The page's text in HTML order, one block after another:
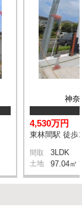
神奈
4,530万円
東林間駅 徒歩
間取 3LDK
土地 97.04㎡